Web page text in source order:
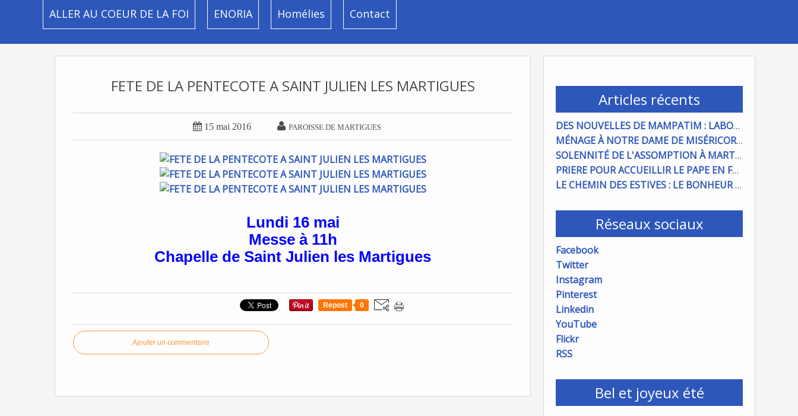
ALLER AU COEUR DE LA FOI ENORIA Homélies Contact
Articles récents
DES NOUVELLES DE MAMPATIM : LABOUR DU CHAMP PAROISSIAL
MÉNAGE À NOTRE DAME DE MISÉRICORDE : ON COMPTE SUR VOUS !
SOLENNITÉ DE L'ASSOMPTION À MARTIGUES ET PORT DE BOUC
PRIERE POUR ACCUEILLIR LE PAPE EN FRANCE
LE CHEMIN DES ESTIVES : LE BONHEUR À PORTÉE DE MAIN
Réseaux sociaux
Facebook
Twitter
Instagram
Pinterest
Linkedin
YouTube
Flickr
RSS
Bel et joyeux été
FETE DE LA PENTECOTE A SAINT JULIEN LES MARTIGUES
 15 mai 2016  PAROISSE DE MARTIGUES
Lundi 16 mai
Messe à 11h
Chapelle de Saint Julien les Martigues
Repost 0
Ajouter un commentaire